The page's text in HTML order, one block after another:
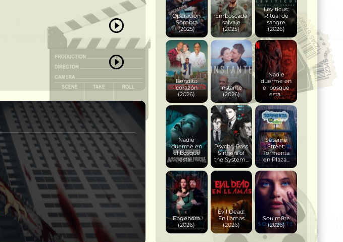
Operación
Sombra
(2025)
Emboscada
salvaje
(2025)
Leviticus:
Ritual de
sangre
(2026)
Bendito
corazón
(2026)
Instante
(2026)
Nadie
duerme en
el bosque
esta...
Nadie
duerme en
el bosque
esta...
Psycho-Pass
Sinners of
the System...
Sesame
Street:
Tormenta
en Plaza...
Engendro
(2026)
Evil Dead:
En llamas
(2026)
Soulm8te
(2026)